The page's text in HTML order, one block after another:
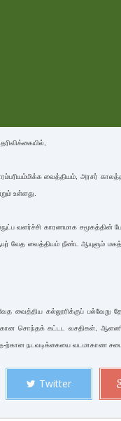
வைத்­தியம், அரசர்
உள்­ளது.
வளர்ச்சி கார­ண­மாக சமூ­கத்தின்
ஆயுர் வேத வைத்­தியம் நீண்ட ஆயுளும்
வைத்­திய கல்­லூ­ரிக்குப்
சொந்தக் கட்­ட­ட வச­திகள்,
ற்கான நடவடிக்கையை வடமாகாண
Twitter